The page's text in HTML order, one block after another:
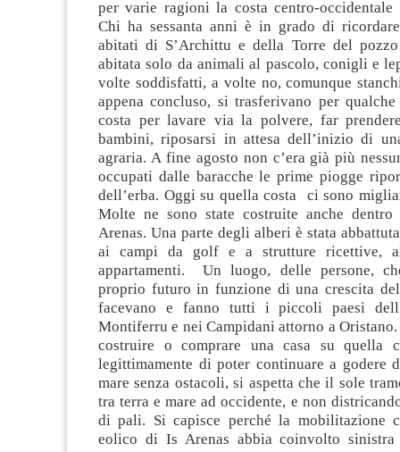
per varie ragioni la costacentro-occidentale
Chi ha sessanta anni è in grado di
abitati di S’Archittu e della Torre del pozzo
abitata solo da animali al pascolo, conigli e
volte soddisfatti, a volte no, comunque
appena concluso, si trasferivano per
costa per lavare via la polvere, far
bambini, riposarsi in attesa dell’inizio di
agraria. A fine agosto non c’era già più
occupati dalle baracche le prime piogge
dell’erba. Oggi su quella costa ci sono
Molte ne sono state costruite anche
Arenas. Una parte degli alberi è stata
ai campi da golf e a strutture ricettive,
appartamenti. Un luogo, delle persone,
proprio futuro in funzione di una crescita
facevano e fanno tutti i piccoli paesi
Montiferru e nei Campidani attorno a
costruire o comprare una casa su quella
legittimamente di poter continuare a godere
mare senza ostacoli, si aspetta che il sole
tra terra e mare ad occidente, e non
di pali. Si capisce perché la mobilitazione
eolico di Is Arenas abbia coinvolto sinistra